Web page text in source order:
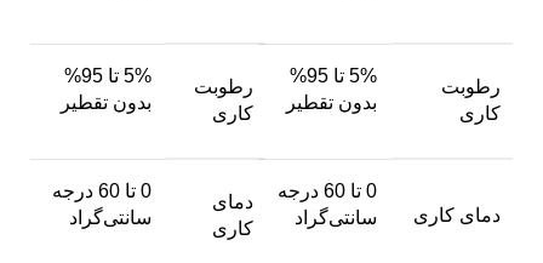
رطوبت
کاری
5% تا 95%
بدون تقطیر
دمای کاری
0 تا 60 درجه
سانتی‌گراد
رطوبت
کاری
5% تا 95%
بدون تقطیر
دمای
کاری
0 تا 60 درجه
سانتی‌گراد